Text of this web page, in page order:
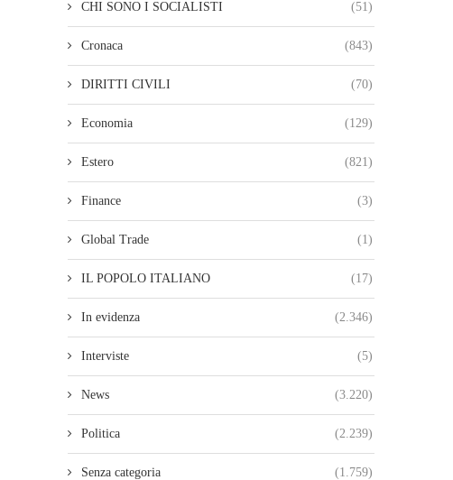
CHI SONO I SOCIALISTI (51)
Cronaca (843)
DIRITTI CIVILI (70)
Economia (129)
Estero (821)
Finance (3)
Global Trade (1)
IL POPOLO ITALIANO (17)
In evidenza (2.346)
Interviste (5)
News (3.220)
Politica (2.239)
Senza categoria (1.759)